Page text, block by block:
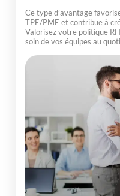
Ce type d’avantage
TPE/PME et contribue à
Valorisez votre politique
soin de vos équipes au